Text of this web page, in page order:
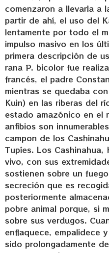
comenzaron a llevarla a
partir de ahí, el uso del
lentamente por todo el
impulso masivo en los
primera descripción de
rana P. bicolor fue
francés, el padre
mientras se quedaba
Kuin) en las riberas del
estado amazónico en el
anfibios son
campon de los
Tupíes. Los Cashinahua,
vivo, con sus
sostienen sobre un
secreción que es
posteriormente
pobre animal porque, si
sobre sus verdugos.
enflaquece, empalidece
sido prolongadamente